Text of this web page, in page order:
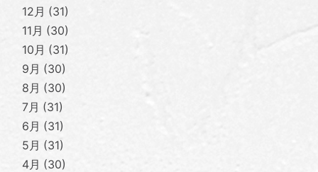
12月
31
11月
30
10月
31
9月
30
8月
30
7月
31
6月
31
5月
31
4月
30